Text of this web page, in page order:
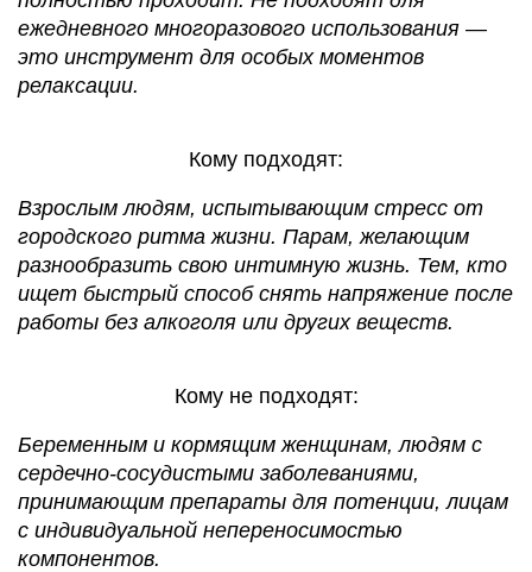
ежедневного многоразового использования —
это инструмент для особых моментов
релаксации.
Кому подходят:
Взрослым людям, испытывающим стресс от
городского ритма жизни. Парам, желающим
разнообразить свою интимную жизнь. Тем, кто
ищет быстрый способ снять напряжение после
работы без алкоголя или других веществ.
Кому не подходят:
Беременным и кормящим женщинам, людям с
сердечно-сосудистыми заболеваниями,
принимающим препараты для потенции, лицам
с индивидуальной непереносимостью
компонентов.